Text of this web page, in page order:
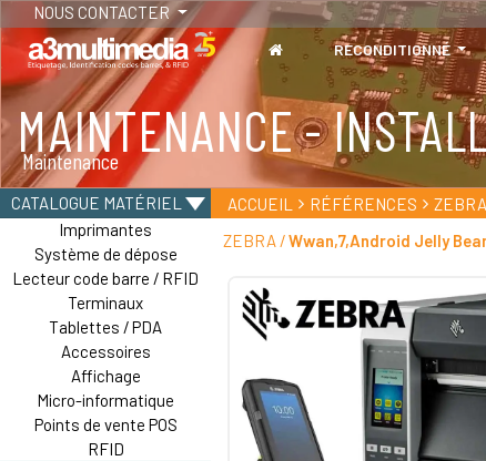
NOUS CONTACTER
RECONDITIONNÉ
MAINTENANCE -
Maintenance
TABLETTES
Tablettes durcies - Étanches - Résistantes
CATALOGUE MATÉRIEL
Imprimantes
Système de dépose
Lecteur code barre / RFID
Terminaux
Tablettes / PDA
Accessoires
Affichage
Micro-informatique
Points de vente POS
RFID
ACCUEIL RÉFÉRENCES ZEBRA
ZEBRA /Wwan,7,Android Jelly